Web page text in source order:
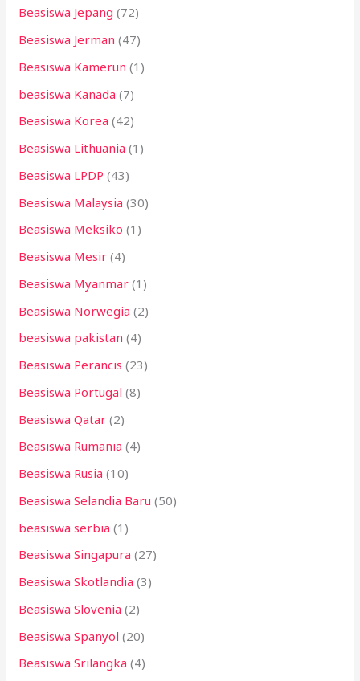
Beasiswa Jepang (72)
Beasiswa Jerman (47)
Beasiswa Kamerun (1)
beasiswa Kanada (7)
Beasiswa Korea (42)
Beasiswa Lithuania (1)
Beasiswa LPDP (43)
Beasiswa Malaysia (30)
Beasiswa Meksiko (1)
Beasiswa Mesir (4)
Beasiswa Myanmar (1)
Beasiswa Norwegia (2)
beasiswa pakistan (4)
Beasiswa Perancis (23)
Beasiswa Portugal (8)
Beasiswa Qatar (2)
Beasiswa Rumania (4)
Beasiswa Rusia (10)
Beasiswa Selandia Baru (50)
beasiswa serbia (1)
Beasiswa Singapura (27)
Beasiswa Skotlandia (3)
Beasiswa Slovenia (2)
Beasiswa Spanyol (20)
Beasiswa Srilangka (4)